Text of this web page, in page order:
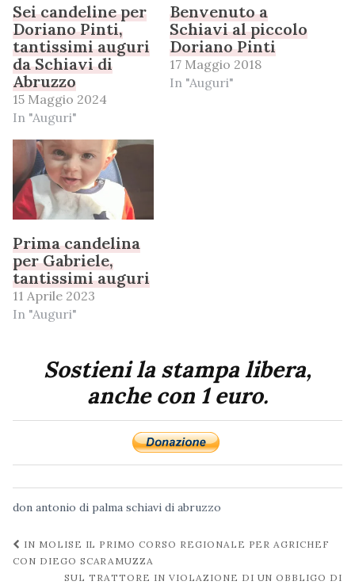
Sei candeline per
Doriano Pinti,
tantissimi auguri
da Schiavi di
Abruzzo
15 Maggio 2024
In "Auguri"
Benvenuto a
Schiavi al piccolo
Doriano Pinti
17 Maggio 2018
In "Auguri"
Prima candelina
per Gabriele,
tantissimi auguri
11 Aprile 2023
In "Auguri"
Sostieni la stampa libera,
anche con 1 euro.
don antonio di palma schiavi di abruzzo
Navigazione
post
IN MOLISE IL PRIMO CORSO REGIONALE PER AGRICHEF
CON DIEGO SCARAMUZZA
SUL TRATTORE IN VIOLAZIONE DI UN OBBLIGO DI